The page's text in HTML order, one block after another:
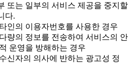
또는 일부의 서비스 제공을 중지할
다.
인의 이용자번호를 사용한 경우
량의 정보를 전송하여 서비스의 안
운영을 방해하는 경우
신자의 의사에 반하는 광고성 정